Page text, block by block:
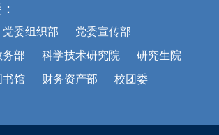
党委组织部
党委宣传部
务部 科学技术研究院
研究生院
书馆 财务资产部
校团委